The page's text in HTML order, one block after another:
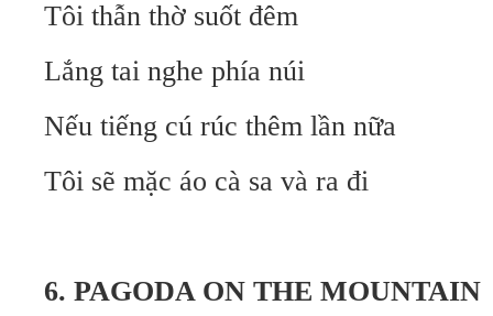
Tôi thẫn thờ suốt đêm
Lắng tai nghe phía núi
Nếu tiếng cú rúc thêm lần nữa
Tôi sẽ mặc áo cà sa và ra đi
6. PAGODA ON THE MOUNTAIN